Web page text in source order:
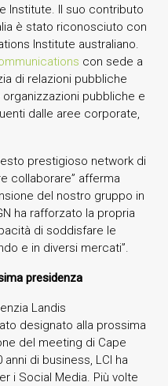
Institute. Il suo contributo
è stato riconosciuto con
Institute australiano.
con sede a
di relazioni pubbliche
pubbliche e
dalle aree corporate,
prestigioso network di
collaborare” afferma
del nostro gruppo in
ha rafforzato la propria
di soddisfare le
e in diversi mercati”.
presidenza
Landis
designato alla prossima
del meeting di Cape
di business, LCI ha
i Social Media. Più volte